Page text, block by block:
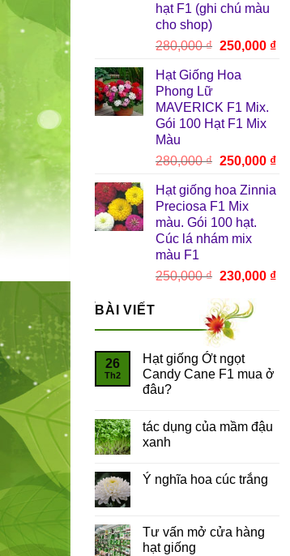
hạt F1 (ghi chú màu
cho shop)
280,000₫ Giá
là:
250,000 ₫Giá
Hạt Giống Hoa
Phong Lữ
MAVERICK F1 Mix.
Gói 100 Hạt F1 Mix
Màu
280,000₫ Giá
là:
280,000 ₫.
250,000 ₫Giá
tại
Hạt giống hoa Zinnia
Preciosa F1 Mix
màu. Gói 100 hạt.
Cúc lá nhám mix
màu F1
250,000₫ Giá
là:
250,000 ₫.
230,000 ₫Giá
BÀI VIẾT
26
Th2
Hạt giống Ớt ngọt
Candy Cane F1 mua ở
đâu?
tác dụng của mầm đậu
xanh
Ý nghĩa hoa cúc trắng
Tư vấn mở cửa hàng
hạt giống